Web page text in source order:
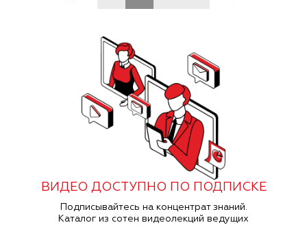
ВИДЕО ДОСТУПНО ПО ПОДПИСКЕ
Подписывайтесь на концентрат знаний.
Каталог из сотен видеолекций ведущих